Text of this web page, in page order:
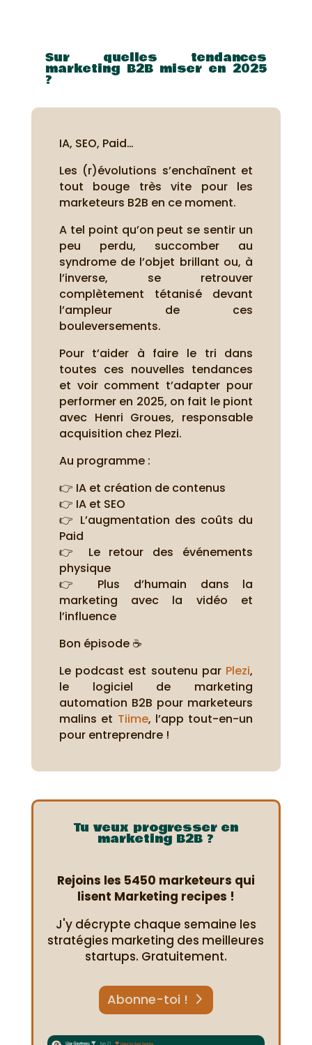
Sur quelles tendances
marketing B2B miser en 2025
?
IA, SEO, Paid…
Les (r)évolutions s’enchaînent et
tout bouge très vite pour les
marketeurs B2B en ce moment.
A tel point qu’on peut se sentir un
peu perdu, succomber au
syndrome de l’objet brillant ou, à
l’inverse, se retrouver
complètement tétanisé devant
l’ampleur de ces
bouleversements.
Pour t’aider à faire le tri dans
toutes ces nouvelles tendances
et voir comment t’adapter pour
performer en 2025, on fait le piont
avec Henri Groues, responsable
acquisition chez Plezi.
Au programme :
👉 IA et création de contenus
👉 IA et SEO
👉 L’augmentation des coûts du
Paid
👉 Le retour des événements
physique
👉 Plus d’humain dans la
marketing avec la vidéo et
l’influence
Bon épisode ☕
Le podcast est soutenu par Plezi,
le logiciel de marketing
automation B2B pour marketeurs
malins et Tiime, l’app tout-en-un
pour entreprendre !
Tu veux progresser en
marketing B2B ?
Rejoins les 5450 marketeurs qui
lisent Marketing recipes !
J'y décrypte chaque semaine les
stratégies marketing des meilleures
startups. Gratuitement.
Abonne-toi !